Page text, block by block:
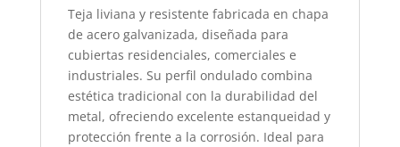
Teja liviana y resistente fabricada en chapa
de acero galvanizada, diseñada para
cubiertas residenciales, comerciales e
industriales. Su perfil ondulado combina
estética tradicional con la durabilidad del
metal, ofreciendo excelente estanqueidad y
protección frente a la corrosión. Ideal para